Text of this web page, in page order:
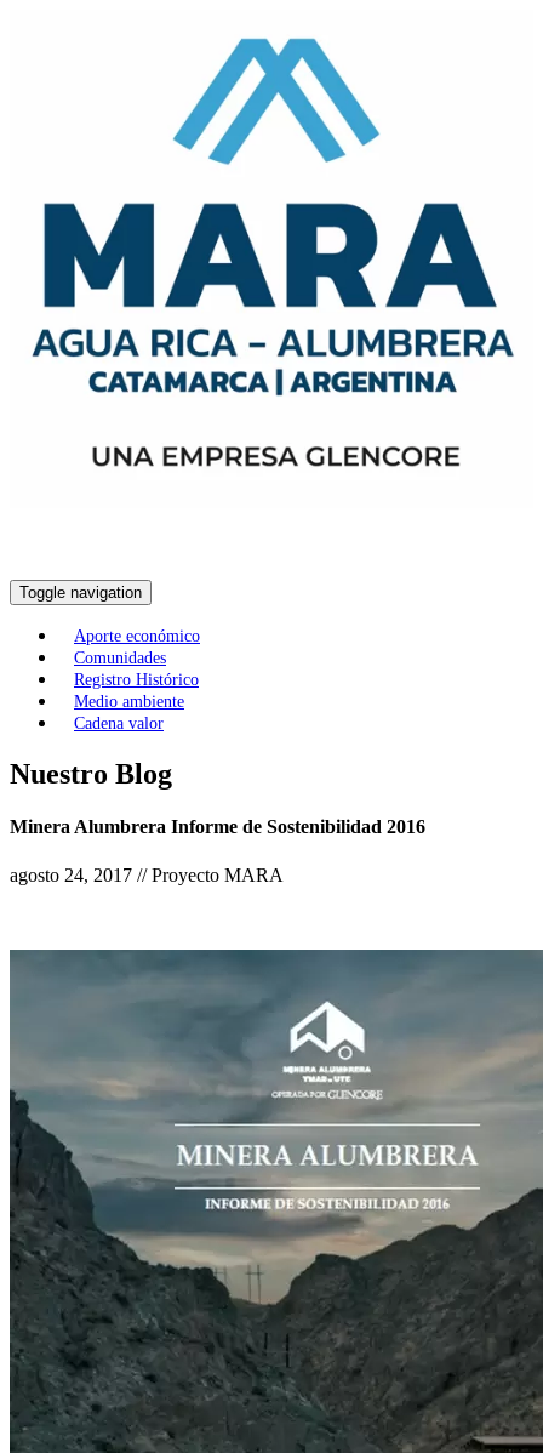
Toggle navigation
Aporte económico
Comunidades
Registro Histórico
Medio ambiente
Cadena valor
Nuestro Blog
Minera Alumbrera Informe de Sostenibilidad 2016
agosto 24, 2017 // Proyecto MARA